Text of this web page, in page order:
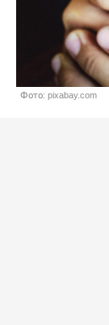
Фото: pixabay.com